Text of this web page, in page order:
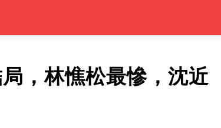
，林憔松最慘，沈近